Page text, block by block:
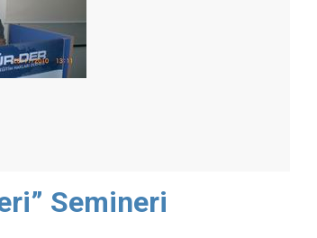
Semineri